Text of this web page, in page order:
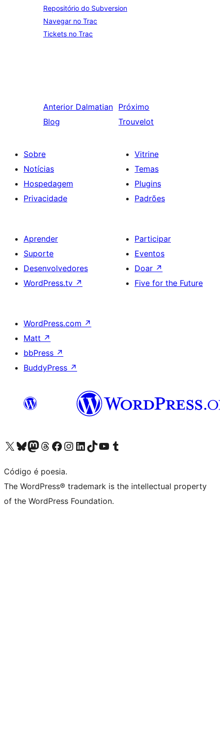
Repositório do Subversion
Navegar no Trac
Tickets no Trac
Anterior Dalmatian
Blog
Próximo
Trouvelot
Sobre
Notícias
Hospedagem
Privacidade
Vitrine
Temas
Plugins
Padrões
Aprender
Suporte
Desenvolvedores
WordPress.tv ↗
Participar
Eventos
Doar ↗
Five for the Future
WordPress.com ↗
Matt ↗
bbPress ↗
BuddyPress ↗
Acessar nossa conta do X (antigo Twitter)
Acessar nossa conta do Bluesky
Acessar nossa conta do Mastodon
Acessar nossa conta do Threads
Acessar nossa página do Facebook
Acessar nossa conta do Instagram
Acessar nossa conta do LinkedIn
Acessar nossa conta do TikTok
Acessar nosso canal do YouTube
Acessar nossa conta no Tumblr
Código é poesia.
The WordPress® trademark is the intellectual property
of the WordPress Foundation.